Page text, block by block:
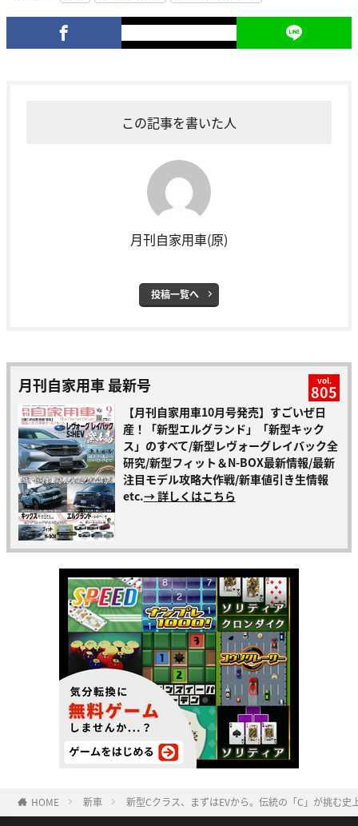
この記事を書いた人
月刊自家用車(原)
投稿一覧へ
月刊自家用車 最新号 vol.
805
【月刊自家用車10月号発売】すごいぜ日
産！「新型エルグランド」「新型キック
ス」のすべて/新型レヴォーグレイバック全
研究/新型フィット＆N-BOX最新情報/最新
注目モデル攻略大作戦/新車値引き生情報
etc.→ 詳しくはこちら
HOME 新車 新型Cクラス、まずはEVから。伝統の「C」が挑む史